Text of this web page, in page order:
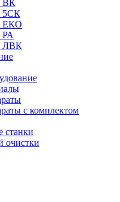
ВК
5СК
ЕКО
РА
ЛВК
с комплектом
станки
очистки